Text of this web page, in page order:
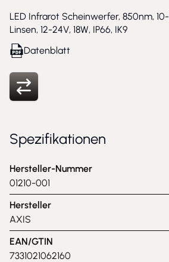
LED Infrarot Scheinwerfer, 850nm,
Linsen, 12-24V, 18W, IP66, IK9
Datenblatt
Spezifikationen
Hersteller-Nummer
01210-001
Hersteller
AXIS
EAN/GTIN
7331021062160